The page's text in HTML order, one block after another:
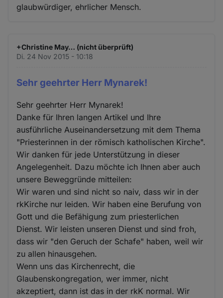
glaubwürdiger, ehrlicher Mensch.
+Christine May… (nicht überprüft)
Di. 24 Nov 2015 - 10:18
Sehr geehrter Herr Mynarek!
Sehr geehrter Herr Mynarek!
Danke für Ihren langen Artikel und Ihre
ausführliche Auseinandersetzung mit dem Thema
"Priesterinnen in der römisch katholischen Kirche".
Wir danken für jede Unterstützung in dieser
Angelegenheit. Dazu möchte ich Ihnen aber auch
unsere Beweggründe mitteilen:
Wir waren und sind nicht so naiv, dass wir in der
rkKirche nur leiden. Wir haben eine Berufung von
Gott und die Befähigung zum priesterlichen
Dienst. Wir leisten unseren Dienst und sind froh,
dass wir "den Geruch der Schafe" haben, weil wir
zu allen hinausgehen.
Wenn uns das Kirchenrecht, die
Glaubenskongregation, wer immer, nicht
akzeptiert, dann ist das in der rkK normal. Wir